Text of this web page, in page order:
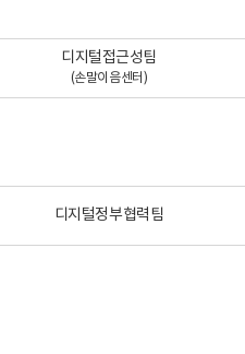
디지털접근성팀
(손말이음센터)
디지털정부협력팀